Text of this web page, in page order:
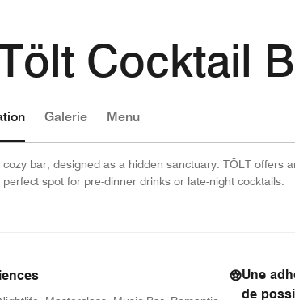
Cocktail
Galerie Menu
cozy bar, designed as a hidden sanctuary. TÖLT offers
spot for pre-dinner drinks or late-night cocktails.
Une
de